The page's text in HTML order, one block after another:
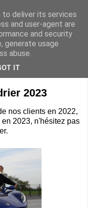
2023
nos clients en 2022,
2023, n'hésitez pas
to deliver its services
and user-agent are
and security
generate usage
abuse.
IT